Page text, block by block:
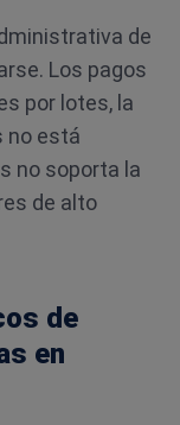
de
Los pagos
por lotes, la
no está
no soporta la
de alto
de
en